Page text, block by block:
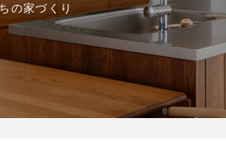
SOLM【販売中】
の家づくり